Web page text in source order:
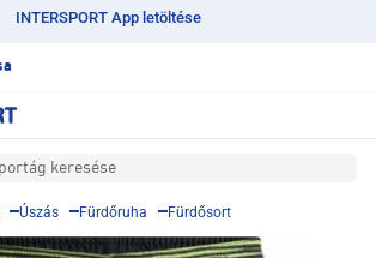
INTERSPORT App letöltése
keresése
Úszás Fürdőruha Fürdősort